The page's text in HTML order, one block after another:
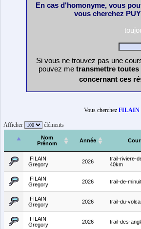
En cas d'homonyme, vous
vous cherchez
Si vous ne trouvez pas une
pouvez me transmettre
concernant ces
Vous cherchez FILAIN
Afficher éléments
Nom
Prénom
Année
FILAIN
Gregory
2026
trail-riviere-
40km
FILAIN
Gregory
2026 trail-de-minuit
FILAIN
Gregory
2026 trail-du-
FILAIN
Gregory
2026 trail-des-